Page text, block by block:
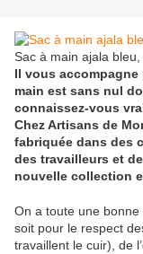
Sac à main ajala
Il vous
main est sans nul
connaissez-vous
Chez Artisans de
fabriquée dans des
des travailleurs et
nouvelle collection
On a toute une
soit pour le respect
travaillent le cuir), de